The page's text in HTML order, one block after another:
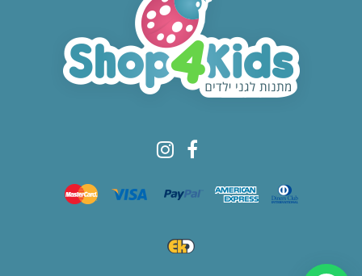
© All rights reserved to Shop4kids
1